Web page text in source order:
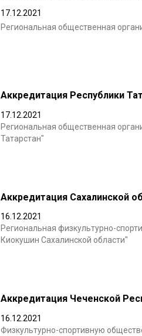
17.12.2021
Региональная общественная
Аккредитация Республики
17.12.2021
Региональная общественная
Татарстан"
Аккредитация Сахалинской
16.12.2021
Региональная физкультурно-
Киокушин Сахалинской области"
Аккредитация Чеченской
16.12.2021
Физкультурно-спортивную